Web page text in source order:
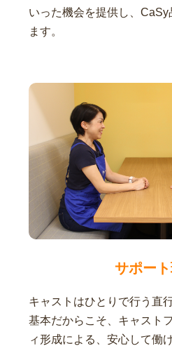
いった機会を提供し、
ます。
サポー
キャストはひとりで行う直
基本だからこそ、キャスト
ィ形成による、安心して働